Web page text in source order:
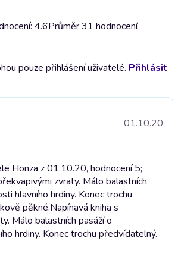
4.6Průměr 31 hodnocení
pouze přihlášení uživatelé. Přihlásit
01.10.20
Honza z 01.10.20, hodnocení 5;
zvraty. Málo balastních
hlavního hrdiny. Konec trochu
pěkné.Napínavá kniha s
Málo balastních pasáží o
hrdiny. Konec trochu předvídatelný.